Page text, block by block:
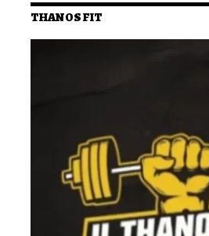
THANOS FIT